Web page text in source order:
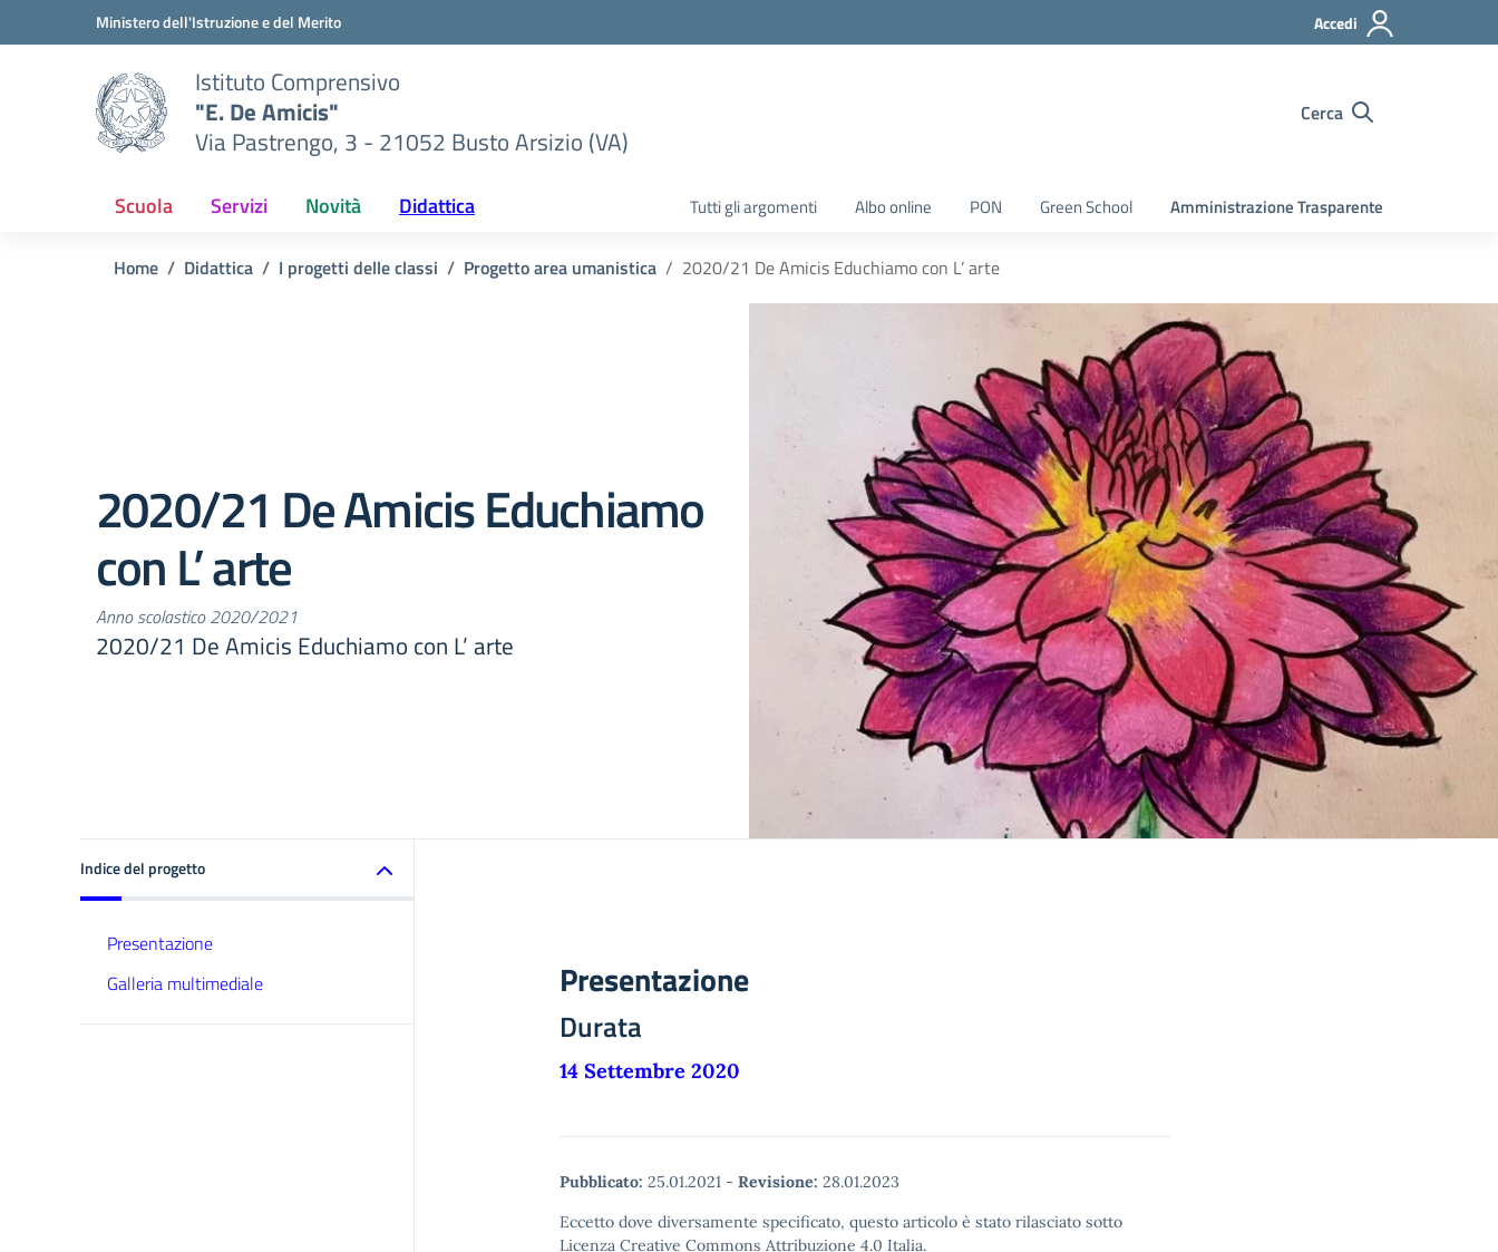
Vai ai contenuti
Vai al menu di navigazioneMinistero dell'Istruzione e del Merito Accedi
Istituto Comprensivo
"E. De Amicis"
Via Pastrengo, 3 - 21052 Busto Arsizio (VA)
Cerca
Scuola Servizi Novità Didattica Tutti gli argomenti Albo online PON Green School Amministrazione Trasparente
Home Didattica I progetti delle classi Progetto area umanistica 2020/21 De Amicis Educhiamo con L’ arte
2020/21 De Amicis Educhiamo
con L’ arte
Anno scolastico 2020/2021
2020/21 De Amicis Educhiamo con L’ arte
Indice del progetto
Presentazione
Galleria multimediale
Presentazione
Durata
14 Settembre 2020
Pubblicato: 25.01.2021 - Revisione: 28.01.2023
Eccetto dove diversamente specificato, questo articolo è stato rilasciato sotto
Licenza Creative Commons Attribuzione 4.0 Italia.